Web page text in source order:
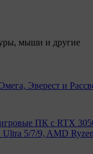
мыши и другие
Эверест и
ПК с RTX
5/7/9, AMD